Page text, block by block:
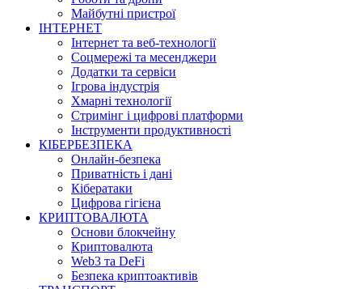
Майбутні пристрої
ІНТЕРНЕТ
Інтернет та веб-технології
Соцмережі та месенджери
Додатки та сервіси
Ігрова індустрія
Хмарні технології
Стримінг і цифрові платформи
Інструменти продуктивності
КІБЕРБЕЗПЕКА
Онлайн-безпека
Приватність і дані
Кібератаки
Цифрова гігієна
КРИПТОВАЛЮТА
Основи блокчейну
Криптовалюта
Web3 та DeFi
Безпека криптоактивів